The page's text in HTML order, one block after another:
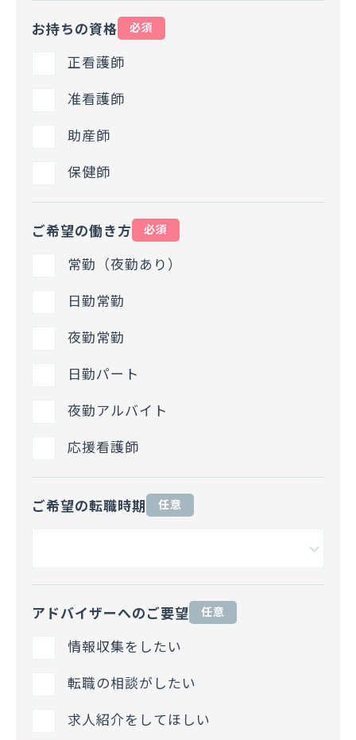
お持ちの資格 必須
正看護師
准看護師
助産師
保健師
ご希望の働き方 必須
常勤（夜勤あり）
日勤常勤
夜勤常勤
日勤パート
夜勤アルバイト
応援看護師
ご希望の転職時期 任意
アドバイザーへのご要望 任意
情報収集をしたい
転職の相談がしたい
求人紹介をしてほしい